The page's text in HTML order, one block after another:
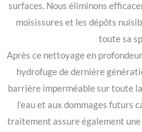
surfaces. Nous éliminons
moisissures et les dépôts
toute sa
Après ce nettoyage en
hydrofuge de dernière
barrière imperméable sur toute
l’eau et aux dommages futurs
traitement assure également